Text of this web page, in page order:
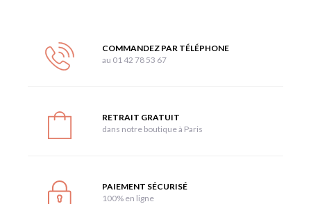
COMMANDEZ PAR TÉLÉPHONE
au 01 42 78 53 67
RETRAIT GRATUIT
dans notre boutique à Paris
PAIEMENT SÉCURISÉ
100% en ligne